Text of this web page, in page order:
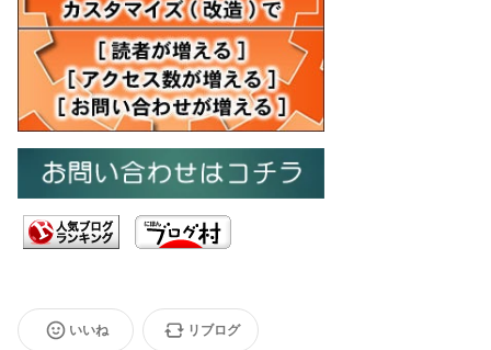
いいね リブログ